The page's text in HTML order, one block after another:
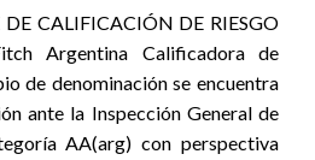
DE CALIFICACIÓN DE RIESGO
Argentina Calificadora de
de denominación se encuentra
ante la Inspección General de
AA(arg) con perspectiva